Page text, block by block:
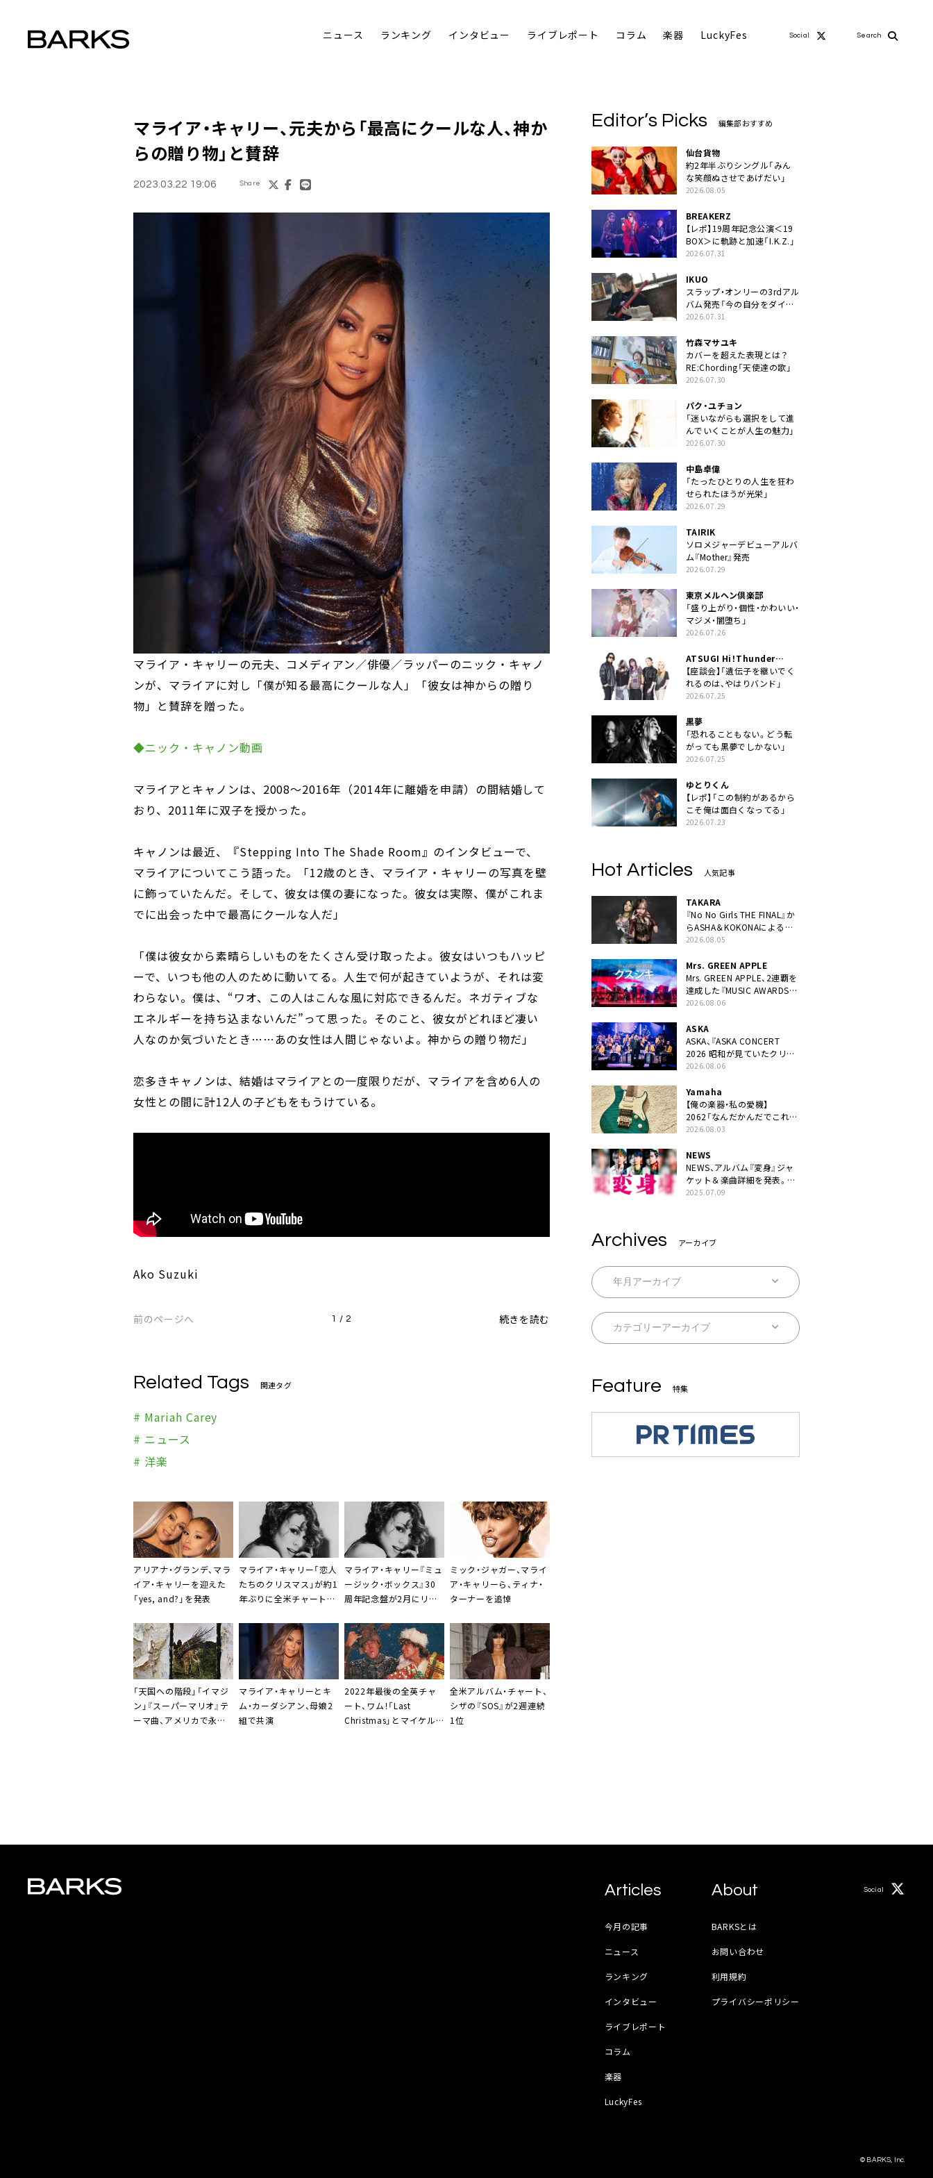
ニュース ランキング インタビュー ライブレポート コラム 楽器 LuckyFes Social Search
マライア・キャリー、元夫から「最高にクールな人、神か
らの贈り物」と賛辞
2023.03.22 19:06 Share
マライア・キャリーの元夫、コメディアン／俳優／ラッパーのニック・キャノ
ンが、マライアに対し「僕が知る最高にクールな人」「彼女は神からの贈り
物」と賛辞を贈った。
◆ニック・キャノン動画
マライアとキャノンは、2008～2016年（2014年に離婚を申請）の間結婚して
おり、2011年に双子を授かった。
キャノンは最近、『Stepping Into The Shade Room』のインタビューで、
マライアについてこう語った。「12歳のとき、マライア・キャリーの写真を壁
に飾っていたんだ。そして、彼女は僕の妻になった。彼女は実際、僕がこれま
でに出会った中で最高にクールな人だ」
「僕は彼女から素晴らしいものをたくさん受け取ったよ。彼女はいつもハッピ
ーで、いつも他の人のために動いてる。人生で何が起きていようが、それは変
わらない。僕は、“ワオ、この人はこんな風に対応できるんだ。ネガティブな
エネルギーを持ち込まないんだ”って思った。そのこと、彼女がどれほど凄い
人なのか気づいたとき……あの女性は人間じゃないよ。神からの贈り物だ」
恋多きキャノンは、結婚はマライアとの一度限りだが、マライアを含め6人の
女性との間に計12人の子どもをもうけている。
Ako Suzuki
前のページへ 1 / 2 続きを読む
Related Tags 関連タグ
# Mariah Carey
# ニュース
# 洋楽
アリアナ・グランデ、マラ
イア・キャリーを迎えた
「yes, and?」を発表
マライア・キャリー「恋人
たちのクリスマス」が約1
年ぶりに全米チャート1
マライア・キャリー『ミュ
ージック・ボックス』30
周年記念盤が2月にリリ
ミック・ジャガー、マライ
ア・キャリーら、ティナ・
ターナーを追悼
「天国への階段」「イマジ
ン」『スーパーマリオ』テ
ーマ曲、アメリカで永久
マライア・キャリーとキ
ム・カーダシアン、母娘2
組で共演
2022年最後の全英チャ
ート、ワム！「Last
Christmas」とマイケル・
全米アルバム・チャート、
シザの『SOS』が2週連続
1位
Editor’s Picks 編集部おすすめ
仙台貨物
約2年半ぶりシングル「みん
な笑顔ぬさせであげだい」
2026.08.05
BREAKERZ
【レポ】19周年記念公演＜19
BOX＞に軌跡と加速「I.K.Z.」
2026.07.31
IKUO
スラップ・オンリーの3rdアル
バム発売「今の自分をダイレ
クトに」
2026.07.31
竹森マサユキ
カバーを超えた表現とは？
RE:Chording「天使達の歌」
2026.07.30
パク・ユチョン
「迷いながらも選択をして進
んでいくことが人生の魅力」
2026.07.30
中島卓偉
「たったひとりの人生を狂わ
せられたほうが光栄」
2026.07.29
TAIRIK
ソロメジャーデビューアルバ
ム『Mother』発売
2026.07.29
東京メルヘン倶楽部
「盛り上がり・個性・かわいい・
マジメ・闇堕ち」
2026.07.26
ATSUGI Hi！Thunder
Rock Festival
【座談会】「遺伝子を継いでく
れるのは、やはりバンド」
2026.07.25
黒夢
「恐れることもない。どう転
がっても黒夢でしかない」
2026.07.25
ゆとりくん
【レポ】「この制約があるから
こそ俺は面白くなってる」
2026.07.23
Hot Articles 人気記事
TAKARA
『No No Girls THE FINAL』か
らASHA＆KOKONAによるユ
ニット・TAKARAがデビュー
2026.08.05
Mrs. GREEN APPLE
Mrs. GREEN APPLE、2連覇を
達成した『MUSIC AWARDS
JAPAN 2026』での「クスシ
YouTube公開
2026.08.06
ASKA
ASKA、『ASKA CONCERT
2026 昭和が見ていたクリス
マス!? 』発売＆上映決定
2026.08.06
Yamaha
【俺の楽器・私の愛機】
2062「なんだかんだでこれが
1番」
2026.08.03
NEWS
NEWS、アルバム『変身』ジャ
ケット＆楽曲詳細を発表。ナ
レーションは⼭寺宏⼀
2025.07.09
Archives アーカイブ
Feature 特集
Articles
今月の記事
ニュース
ランキング
インタビュー
ライブレポート
コラム
楽器
LuckyFes
About
BARKSとは
お問い合わせ
利用規約
プライバシーポリシー
Social
© BARKS, Inc.